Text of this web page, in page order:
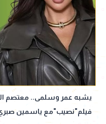
يشبه عمر وسلمى.. معتصم
فيلم"نصيب"مع ياسمين